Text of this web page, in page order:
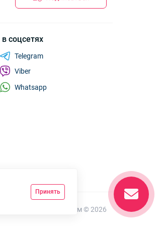
соцсетях
Telegram
Viber
Whatsapp
Одяг і аксесуари оптом © 2026
Принять